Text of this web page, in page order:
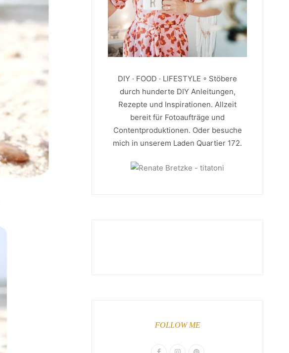
DIY · FOOD · LIFESTYLE ◦ Stöbere
durch hunderte DIY Anleitungen,
Rezepte und Inspirationen. Allzeit
bereit für Fotoaufträge und
Contentproduktionen. Oder besuche
mich in unserem Laden Quartier 172.
FOLLOW ME